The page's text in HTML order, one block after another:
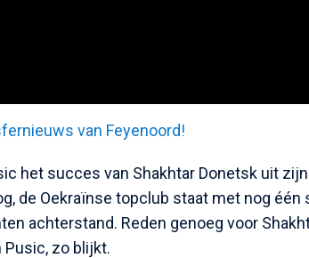
van Feyenoord!
het succes van Shakhtar Donetsk uit
de Oekraïnse topclub staat met nog één
achterstand. Reden genoeg voor
zo blijkt.